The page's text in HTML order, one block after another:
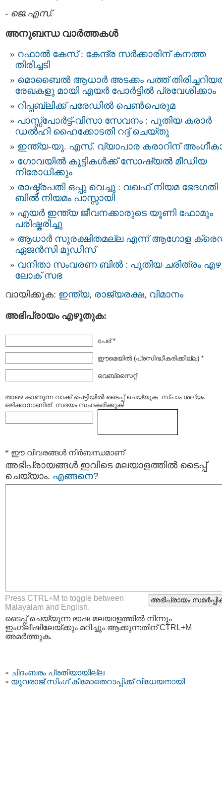
- ജെ.എസ്.
അനുബന്ധ വാര്‍ത്തകള്‍
റഫാല്‍ കേസ് : കേന്ദ്ര സര്‍ക്കാരിന് കനത്ത
തിരിച്ചടി
മൊബൈൽ ആധാർ അടക്കം പത്ത്
രേഖകളു മായി എയർ പോർട്ടിൽ പ്രവേശിക്കാം
റിപ്പബ്ലിക്ക് പരേഡില്‍ പെണ്‍പെരുമ
പാസ്സ്പോർട്ട്-വിസാ സേവനം : പുതിയ കരാർ
ഡൽഹി ഹൈക്കോടതി റദ്ദ് ചെയ്തു
ഇന്ത്യ-യു. എസ്. വ്യാപാര കരാറിന്
ഗോവയിൽ കുട്ടികൾക്ക് സോഷ്യൽ മീഡിയ
നിരോധിക്കും
രാഷ്ട്രപതി ഒപ്പു വെച്ചു : വഖഫ് നിയമ ഭേദഗതി
ബില്‍ നിയമം പാസ്സായി
എയർ ഇന്ത്യ ജീവനക്കാരുടെ യൂണി ഫോമും
പരിഷ്കരിച്ചു
ആധാര്‍ സുരക്ഷിതമല്ല എന്ന് ആഗോള
ഏജന്‍സി മൂഡീസ്
വനിതാ സംവരണ ബില്‍ : പുതിയ ചരിത്രം
ലോക് സഭ
വായിക്കുക: ഇന്ത്യ, രാജ്യരക്ഷ, വിമാനം
അഭിപ്രായം എഴുതുക:
പേര് *
ഈമെയില്‍ (പ്രസിദ്ധീകരിക്കില്ല) *
വെബ്സൈറ്റ്
താഴെ കാണുന്ന വാക്ക് പെട്ടിയില്‍ ടൈപ്പ്‌ ചെയ്യുക. സ്പാം ശല്യം
ഒഴിക്കാനാണിത്. സദയം സഹകരിക്കുക!
* ഈ വിവരങ്ങള്‍ നിര്‍ബന്ധമാണ്
അഭിപ്രായങ്ങള്‍ ഇവിടെ മലയാളത്തില്‍ ടൈപ്പ്
ചെയ്യാം. എങ്ങനെ?
Press CTRL+M to toggle between
Malayalam and English.
ടൈപ്പ്‌ ചെയ്യുന്ന ഭാഷ മലയാളത്തില്‍ നിന്നും
ഇംഗ്ലീഷിലേയ്ക്കും മറിച്ചും ആക്കുന്നതിന് CTRL+M
അമര്‍ത്തുക.
« ചിദംബരം പ്രതിയായില്ല
« യുവരാജ് സിംഗ് കീമോതെറാപ്പിക്ക് വിധേയനായി